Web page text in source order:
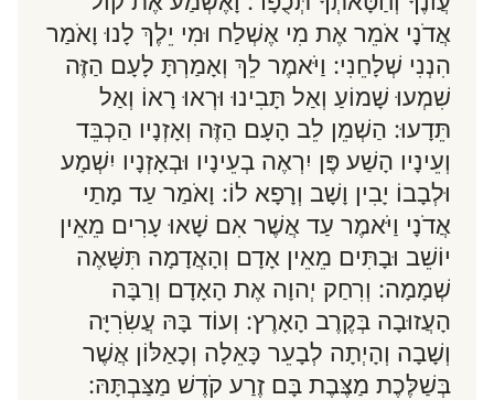
אֲדֹנָי אֹמֵר אֶת מִי אֶשְׁלַח וּמִי יֵלֶךְ לָנוּ וָאֹמַר
הִנְנִי שְׁלָחֵנִי: וַיֹּאמֶר לֵךְ וְאָמַרְתָּ לָעָם הַזֶּה
שִׁמְעוּ שָׁמוֹעַ וְאַל תָּבִינוּ וּרְאוּ רָאוֹ וְאַל
תֵּדָעוּ: הַשְׁמֵן לֵב הָעָם הַזֶּה וְאָזְנָיו הַכְבֵּד
וְעֵינָיו הָשַׁע פֶּן יִרְאֶה בְעֵינָיו וּבְאָזְנָיו יִשְׁמָע
וּלְבָבוֹ יָבִין וָשָׁב וְרָפָא לוֹ: וָאֹמַר עַד מָתַי
אֲדֹנָי וַיֹּאמֶר עַד אֲשֶׁר אִם שָׁאוּ עָרִים מֵאֵין
יוֹשֵׁב וּבָתִּים מֵאֵין אָדָם וְהָאֲדָמָה תִּשָּׁאֶה
שְׁמָמָה: וְרִחַק יְהוָה אֶת הָאָדָם וְרַבָּה
הָעֲזוּבָה בְּקֶרֶב הָאָרֶץ: וְעוֹד בָּהּ עֲשִׂרִיָּה
וְשָׁבָה וְהָיְתָה לְבָעֵר כָּאֵלָה וְכָאַלּוֹן אֲשֶׁר
בְּשַׁלֶּכֶת מַצֶּבֶת בָּם זֶרַע קֹדֶשׁ מַצַּבְתָּהּ: